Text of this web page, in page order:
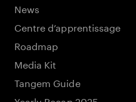
News
Centre d’apprentissage
Roadmap
Media Kit
Tangem Guide